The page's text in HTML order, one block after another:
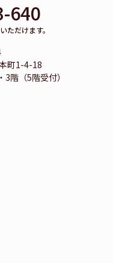
640
ただけます。
町1-4-18
階（5階受付）